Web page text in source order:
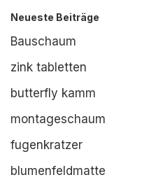
Neueste Beiträge
Bauschaum
zink tabletten
butterfly kamm
montageschaum
fugenkratzer
blumenfeldmatte